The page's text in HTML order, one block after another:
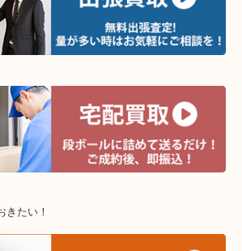
下記フォームより出張買取をご依頼下さい。
紹介☆
区,芦屋市,西宮市,明石市,尼崎市